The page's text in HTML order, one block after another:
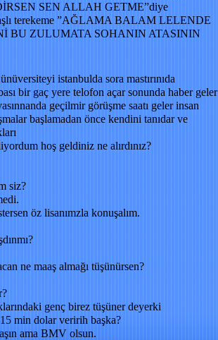
SEN ALLAH GETME”diye
terekeme ”AĞLAMA BALAM LELENDE
BU ZULUMATA SOHANIN ATASININ
istanbulda sora mastırınıda
bir gaç yere telofon açar sonunda haber geler
geçilmir görüşme saatı geler insan
başlamadan önce kendini tanıdar ve
hoş geldiniz ne alırdınız?
siz?
öz lisanımzla konuşalım.
ne maaş almağı tüşünürsen?
genç birez tüşüner deyerki
15 min dolar veririh başka?
ama BMV olsun.